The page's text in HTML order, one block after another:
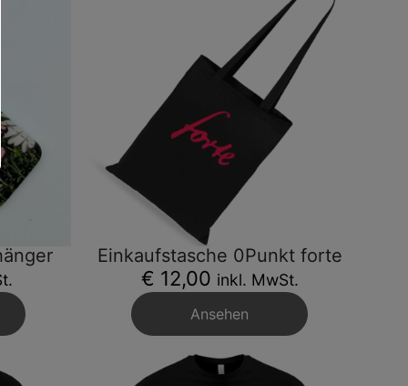
Einkaufstasche 0Punkt forte
€ 12,00 inkl. MwSt.
Ansehen